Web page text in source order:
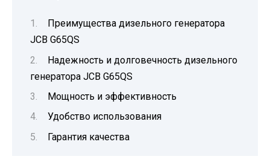
Преимущества дизельного генератора
JCB G65QS
Надежность и долговечность дизельного
генератора JCB G65QS
Мощность и эффективность
Удобство использования
Гарантия качества